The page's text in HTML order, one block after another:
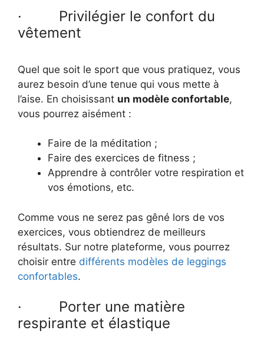
· Privilégier le confort du
vêtement
Quel que soit le sport que vous pratiquez, vous
aurez besoin d’une tenue qui vous mette à
l’aise. En choisissant un modèle confortable,
vous pourrez aisément :
Faire de la méditation ;
Faire des exercices de fitness ;
Apprendre à contrôler votre respiration et
vos émotions, etc.
Comme vous ne serez pas gêné lors de vos
exercices, vous obtiendrez de meilleurs
résultats. Sur notre plateforme, vous pourrez
choisir entre différents modèles de leggings
confortables.
· Porter une matière
respirante et élastique